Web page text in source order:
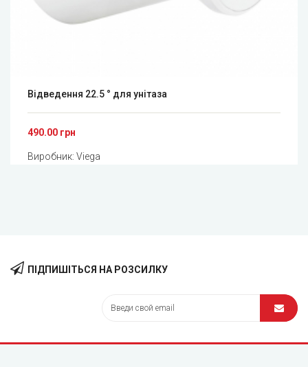
Відведення 22.5 ° для унітаза
490.00 грн
Виробник: Viega
ПІДПИШІТЬСЯ НА РОЗСИЛКУ